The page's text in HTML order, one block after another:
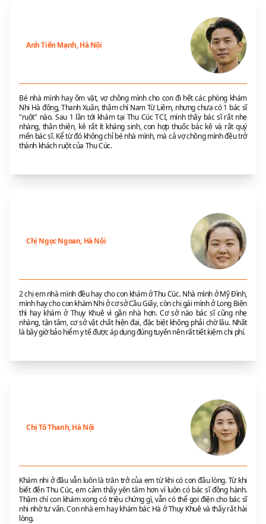
Anh Tiến Mạnh, Hà Nội
Bé nhà mình hay ốm vặt, vợ chồng mình cho con đi hết các phòng khám
Nhi Hà đông, Thanh Xuân, thậm chí Nam Từ Liêm, nhưng chưa có 1 bác sĩ
"ruột" nào. Sau 1 lần tới khám tại Thu Cúc TCI, mình thấy bác sĩ rất nhẹ
nhàng, thân thiện, kê rất ít kháng sinh, con hợp thuốc bác kê và rất quý
mến bác sĩ. Kể từ đó không chỉ bé nhà mình, mà cả vợ chồng mình đều trở
thành khách ruột của Thu Cúc.
Chị Ngọc Ngoan, Hà Nội
2 chị em nhà mình đều hay cho con khám ở Thu Cúc. Nhà mình ở Mỹ Đình,
mình hay cho con khám Nhi ở cơ sở Cầu Giấy, còn chị gái mình ở Long Biên
thì hay khám ở Thụy Khuê vì gần nhà hơn. Cơ sở nào bác sĩ cũng nhẹ
nhàng, tận tâm, cơ sở vật chất hiện đại, đặc biệt không phải chờ lâu. Nhất
là bây giờ bảo hiểm y tế được áp dụng đúng tuyến nên rất tiết kiệm chi phí.
Chị Tô Thanh, Hà Nội
Khám nhi ở đâu vẫn luôn là trăn trở của em từ khi có con đầu lòng. Từ khi
biết đến Thu Cúc, em cảm thấy yên tâm hơn vì luôn có bác sĩ đồng hành.
Thậm chí con khám xong có triệu chứng gì, vẫn có thể gọi điện cho bác sĩ
nhi nhờ tư vấn. Con nhà em hay khám bác Hà ở Thụy Khuê và thấy rất hài
lòng.